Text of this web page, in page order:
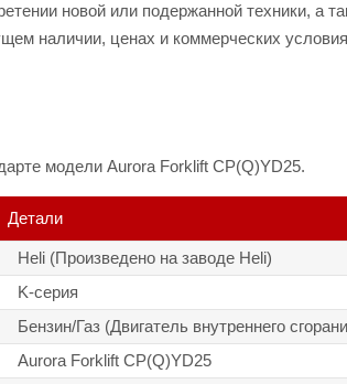
новой или подержанной техники, а
наличии, ценах и коммерческих
модели Aurora Forklift CP(Q)YD25.
Детали
Heli (Произведено на заводе Heli)
K-серия
Бензин/Газ (Двигатель внутреннего
Aurora Forklift CP(Q)YD25